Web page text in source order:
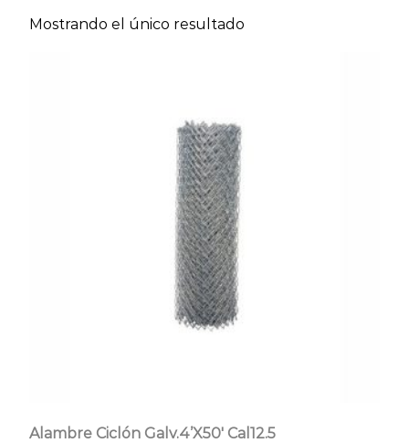
Mostrando el único resultado
Alambre Ciclón Galv.4’X50′ Cal12.5